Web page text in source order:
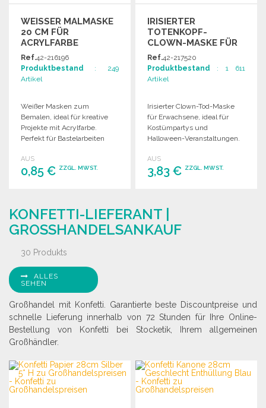
WEISSER MALMASKE 2
0 CM FÜR A
CRYLFARBE
Ref.42-216196
Produktbestand : 249
Artikel
Weißer Masken zum
Bemalen, ideal für kreative
Projekte mit Acrylfarbe.
Perfekt für Bastelarbeiten
Aktivitäten.
AUS
0,85 € ZZGL. MWST.
Angebot anfordern
IRISIERTER
TOTENKOPF-
CLOWN-MASKE FÜR
ERWACHSENE ZU
GROSSHANDELSPREISEN
Ref.42-217520
Produktbestand : 1 611
Artikel
Irisierter Clown-Tod-Maske
für Erwachsene, ideal für
Kostümpartys und
Halloween-Veranstaltungen.
optimalen Tragekomfort.
AUS
3,83 € ZZGL. MWST.
KONFETTI-LIEFERANT |
GROSSHANDELSANKAUF
30 Produkts
ALLES
SEHEN
Großhandel mit Konfetti. Garantierte beste Discountpreise und
schnelle Lieferung innerhalb von 72 Stunden für Ihre Online-
Bestellung von Konfetti bei Stocketik, Ihrem allgemeinen
Großhändler.